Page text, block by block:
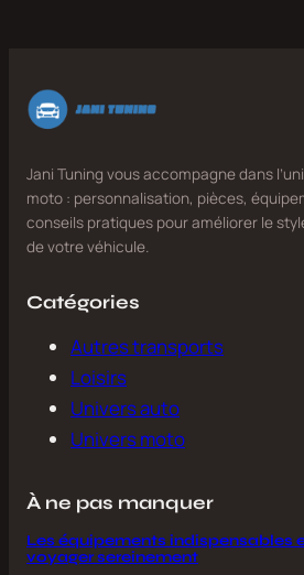
Jani Tuning vous accompagne dans
moto : personnalisation, pièces,
conseils pratiques pour améliorer le
de votre véhicule.
Catégories
Autres transports
Loisirs
Univers auto
Univers moto
À ne pas manquer
Les équipements indispensables
voyager sereinement